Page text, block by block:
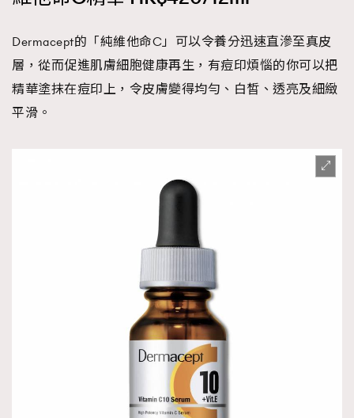
TRENDING
Dermacept的「純維他命C」可以令養分迅速直滲至真皮
層，從而促進肌膚細胞健康再生，有痘印煩惱的你可以把
精華塗抹在痘印上，令皮膚變得均勻、白皙、透亮及細緻
平滑。